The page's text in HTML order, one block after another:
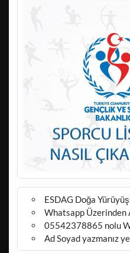
ESDAG Doğa
Whatsapp Üzerinden
05542378865 nolu
Ad Soyad yazmanız